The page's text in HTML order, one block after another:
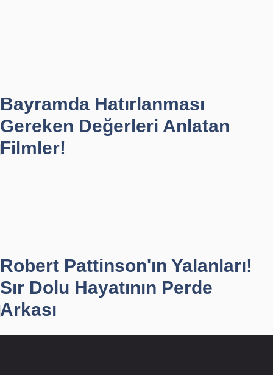
Bayramda Hatırlanması
Gereken Değerleri Anlatan
Filmler!
Robert Pattinson'ın Yalanları!
Sır Dolu Hayatının Perde
Arkası